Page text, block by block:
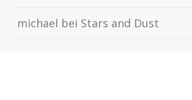
michael bei Stars and Dust